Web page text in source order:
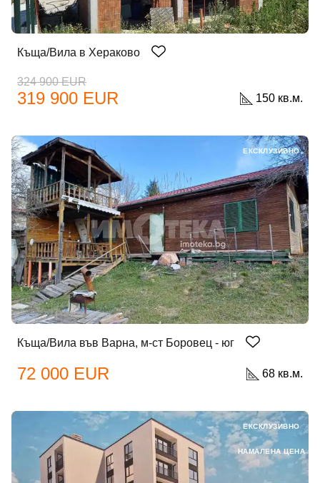
Къща/Вила в Хераково
324 900 EUR
319 900 EUR 150 кв.м.
Къща/Вила във Варна, м-ст Боровец - юг
72 000 EUR 68 кв.м.
ЕКСКЛУЗИВНО
ЕКСКЛУЗИВНО
НАМАЛЕНА ЦЕНА